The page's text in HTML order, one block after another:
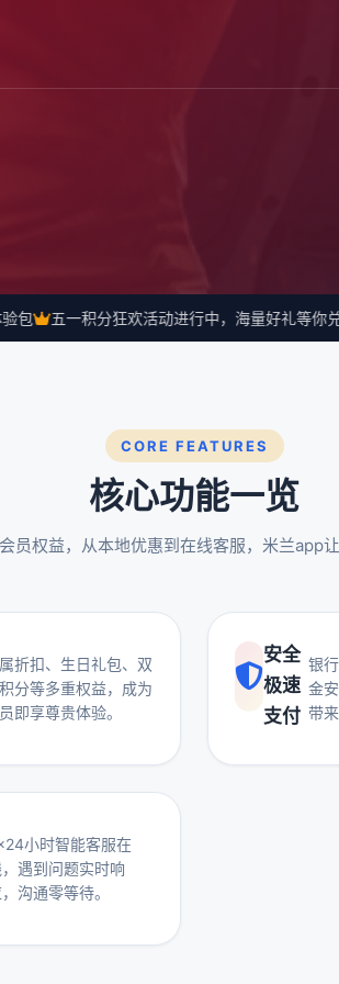
五一积分狂欢活动进行中，海量好礼等你兑
CORE FEATURES
核心功能一览
员权益，从本地优惠到在线客服，米兰app
折扣、生日礼包、双
分等多重权益，成为
即享尊贵体验。
安全
极速
支付
银
金
带
小时智能客服在
遇到问题实时响
沟通零等待。